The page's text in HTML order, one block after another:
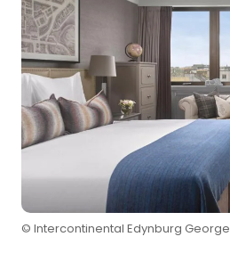
© Intercontinental Edynburg George